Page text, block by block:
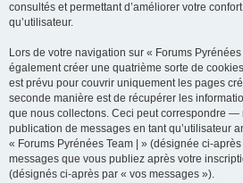
consultés et permettant d’améliorer votre
qu’utilisateur.
Lors de votre navigation sur « Forums
également créer une quatrième sorte de
est prévu pour couvrir uniquement les pages
seconde manière est de récupérer les
que nous collectons. Ceci peut correspondre —
publication de messages en tant qu’utilisateur
« Forums Pyrénées Team | » (désignée ci-
messages que vous publiez après votre
(désignés ci-après par « vos messages »).